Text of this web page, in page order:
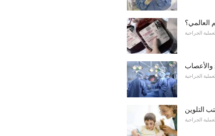
العالمي؟
الجراحية
العملية الجراحية
التلوين
الجراحية